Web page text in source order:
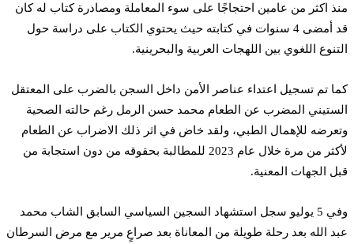
منذ اكثر من عامين احتجاجًا على سوء المعاملة ومصادرة كتاب له كان
قد أمضى 4 سنوات في كتابته حيث يحتوي الكتاب على دراسة حول
التنوع اللغوي بين اللهجات العربية والبحرينية.
كما تم تسجيل اعتداء عناصر الأمن داخل السجن بالضرب على المعتقل
الستيني المضرب عن الطعام محمد حسن الرمل رغم حالته الصحية
وتعرضه للإهمال الطبي، ولقد خاض في اثر ذلك الاضراب عن الطعام
لأكثر من مرة خلال عام 2023 للمطالبة بحقوقه من دون استجابة من
قبل الجهات المعنية.
وفي 5 يوليو سجل استشهاد السجين السياسي السابق الشاب محمد
عبد الله بعد رحلة طويلة من المعاناة بعد صراعٍ مرير مع مرض السرطان